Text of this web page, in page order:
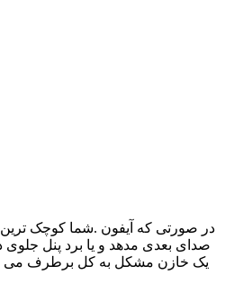
در صورتی که آیفون .شما کوچک ترین
صدای بعدی مدهد و یا برد پنل
یک خازن مشکل به کل برطرف می